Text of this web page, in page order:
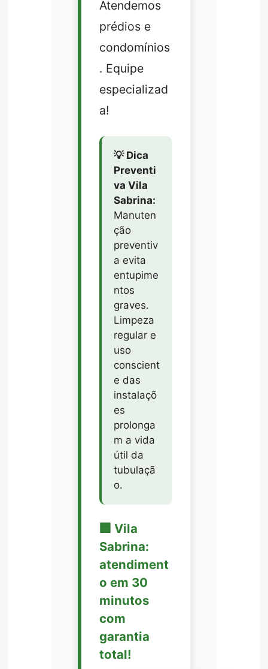
Atendemos
prédios e
condomínios
. Equipe
especializad
a!
💡 Dica
Preventi
va Vila
Sabrina:
Manuten
ção
preventiv
a evita
entupime
ntos
graves.
Limpeza
regular e
uso
conscient
e das
instalaçõ
es
prolonga
m a vida
útil da
tubulaçã
o.
🏢 Vila
Sabrina:
atendiment
o em 30
minutos
com
garantia
total!